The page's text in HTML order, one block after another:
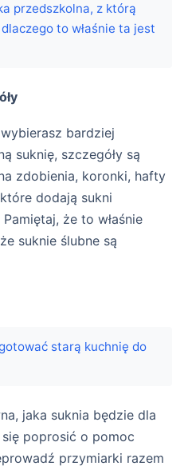
przedszkolna, z którą
to właśnie ta jest
bardziej
suknię, szczegóły są
zdobienia, koronki, hafty
dodają sukni
że to właśnie
suknie ślubne są
starą kuchnię do
jaka suknia będzie dla
poprosić o pomoc
przymiarki razem